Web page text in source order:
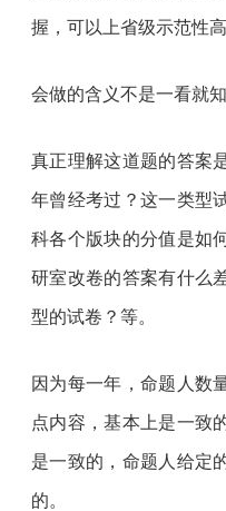
握，可以上省级示范性高
会做的含义不是一看就
真正理解这道题的答案
年曾经考过？这一类型
科各个版块的分值是如
研室改卷的答案有什么
型的试卷？等。
因为每一年，命题人数
点内容，基本上是一致
是一致的，命题人给定
的。